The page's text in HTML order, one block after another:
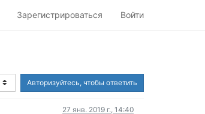
Зарегистрироваться Войти
Авторизуйтесь, чтобы ответить
27 янв. 2019 г., 14:40